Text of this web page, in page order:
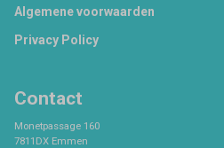
Footer
Algemene voorwaarden
Privacy Policy
Contact
Monetpassage 160
7811DX Emmen